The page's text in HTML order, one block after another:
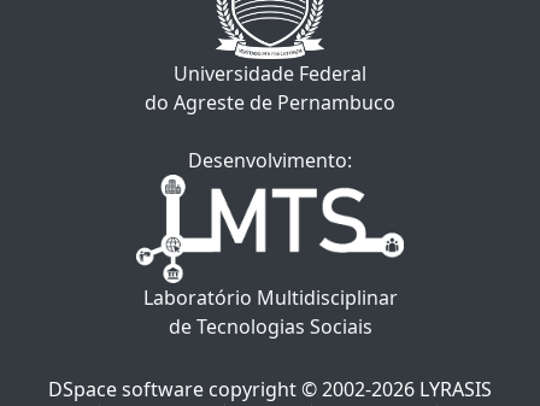
Universidade Federal
do Agreste de Pernambuco
Desenvolvimento:
Laboratório Multidisciplinar
de Tecnologias Sociais
DSpace software copyright © 2002-2026 LYRASIS